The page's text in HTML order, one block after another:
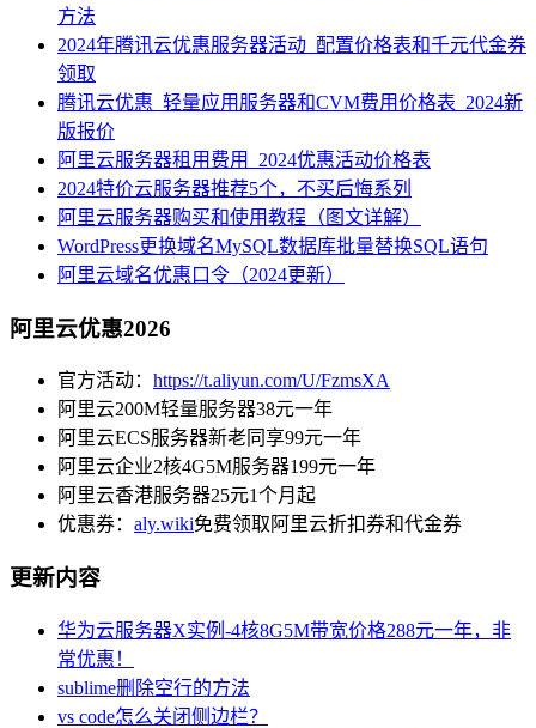
方法
2024年腾讯云优惠服务器活动_配置价格表和千元代金券
领取
腾讯云优惠_轻量应用服务器和CVM费用价格表_2024新
版报价
阿里云服务器租用费用_2024优惠活动价格表
2024特价云服务器推荐5个，不买后悔系列
阿里云服务器购买和使用教程（图文详解）
WordPress更换域名MySQL数据库批量替换SQL语句
阿里云域名优惠口令（2024更新）
阿里云优惠2026
官方活动： https://t.aliyun.com/U/FzmsXA
阿里云200M轻量服务器38元一年
阿里云ECS服务器新老同享99元一年
阿里云企业2核4G5M服务器199元一年
阿里云香港服务器25元1个月起
优惠券： aly.wiki免费领取阿里云折扣券和代金券
更新内容
华为云服务器X实例-4核8G5M带宽价格288元一年，非
常优惠！
sublime删除空行的方法
vs code怎么关闭侧边栏？